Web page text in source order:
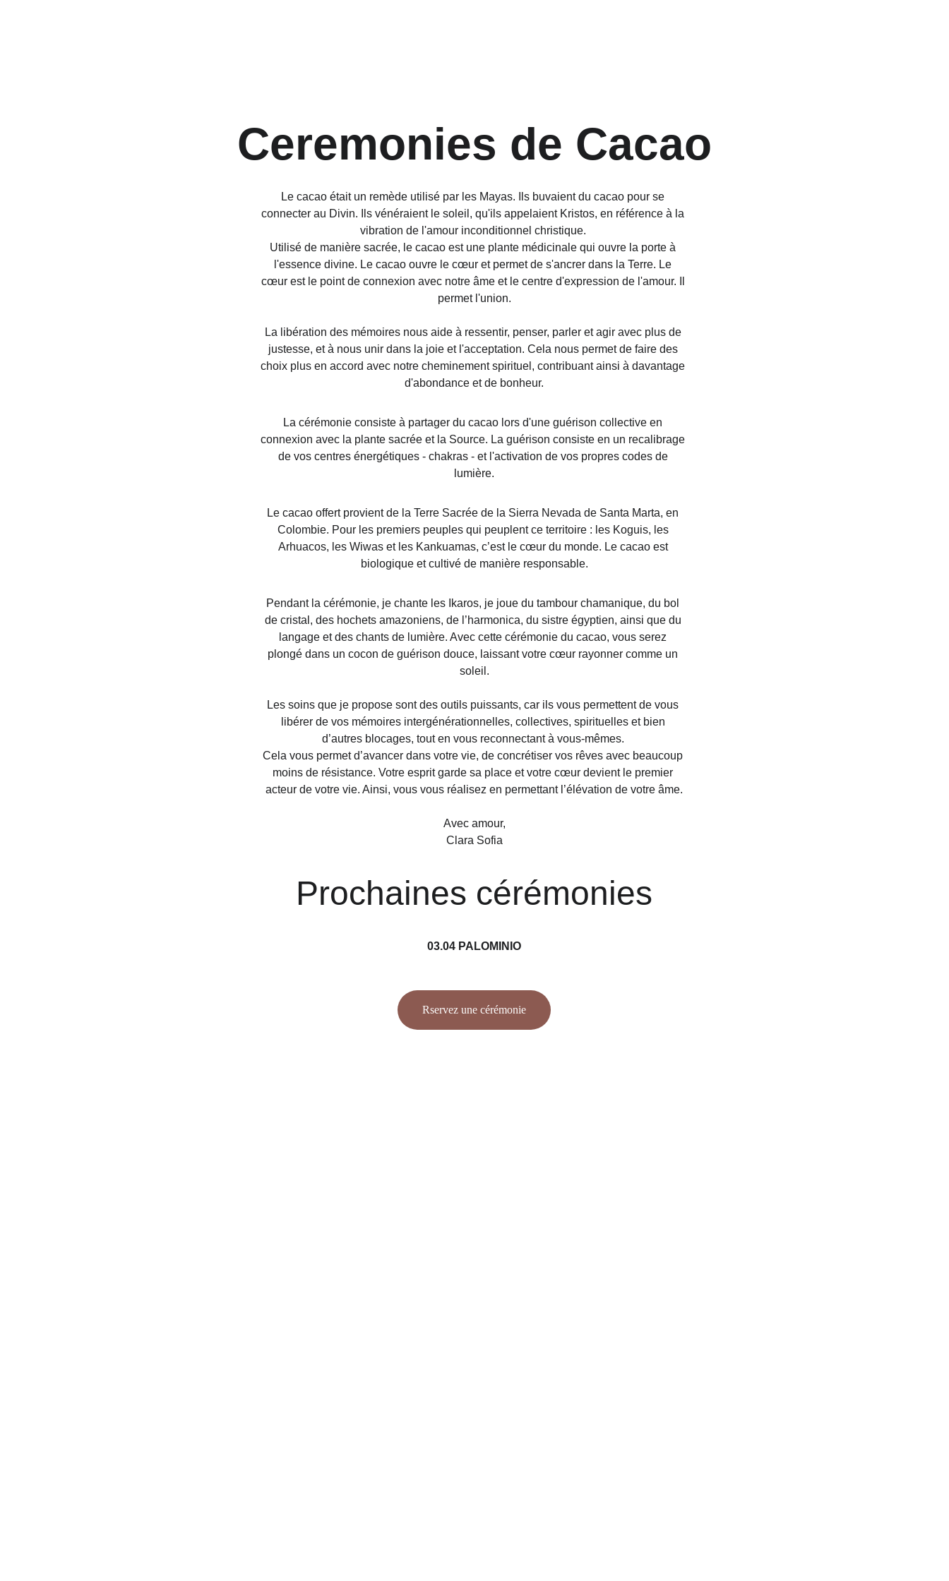
Ceremonies de Cacao
Le cacao était un remède utilisé par les Mayas. Ils buvaient du cacao pour se
connecter au Divin. Ils vénéraient le soleil, qu'ils appelaient Kristos, en référence à la
vibration de l'amour inconditionnel christique.
Utilisé de manière sacrée, le cacao est une plante médicinale qui ouvre la porte à
l'essence divine. Le cacao ouvre le cœur et permet de s'ancrer dans la Terre. Le
cœur est le point de connexion avec notre âme et le centre d'expression de l'amour. Il
permet l'union.
La libération des mémoires nous aide à ressentir, penser, parler et agir avec plus de
justesse, et à nous unir dans la joie et l'acceptation. Cela nous permet de faire des
choix plus en accord avec notre cheminement spirituel, contribuant ainsi à davantage
d'abondance et de bonheur.
La cérémonie consiste à partager du cacao lors d'une guérison collective en
connexion avec la plante sacrée et la Source. La guérison consiste en un recalibrage
de vos centres énergétiques - chakras - et l'activation de vos propres codes de
lumière.
Le cacao offert provient de la Terre Sacrée de la Sierra Nevada de Santa Marta, en
Colombie. Pour les premiers peuples qui peuplent ce territoire : les Koguis, les
Arhuacos, les Wiwas et les Kankuamas, c’est le cœur du monde. Le cacao est
biologique et cultivé de manière responsable.
Pendant la cérémonie, je chante les Ikaros, je joue du tambour chamanique, du bol
de cristal, des hochets amazoniens, de l’harmonica, du sistre égyptien, ainsi que du
langage et des chants de lumière. Avec cette cérémonie du cacao, vous serez
plongé dans un cocon de guérison douce, laissant votre cœur rayonner comme un
soleil.
Les soins que je propose sont des outils puissants, car ils vous permettent de vous
libérer de vos mémoires intergénérationnelles, collectives, spirituelles et bien
d’autres blocages, tout en vous reconnectant à vous-mêmes.
Cela vous permet d’avancer dans votre vie, de concrétiser vos rêves avec beaucoup
moins de résistance. Votre esprit garde sa place et votre cœur devient le premier
acteur de votre vie. Ainsi, vous vous réalisez en permettant l’élévation de votre âme.
Avec amour,
Clara Sofia
Prochaines cérémonies
03.04 PALOMINIO
Rservez une cérémonie